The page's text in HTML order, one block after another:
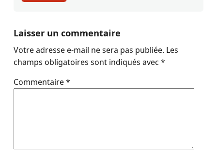
Laisser un commentaire
Votre adresse e-mail ne sera pas publiée. Les
champs obligatoires sont indiqués avec *
Commentaire*